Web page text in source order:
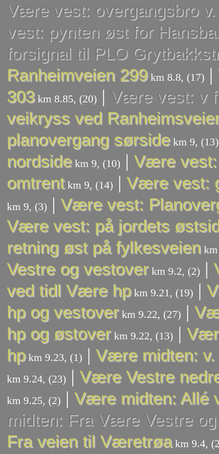
Være vest: overgangsbro
vest: pynten øst for
forsignal til PLO
Ranheimveien 299km 8.8, (17) |
303km 8.85, (20) | Være vest: v
veikryss ved
planovergang sørsidekm 9, (13)
nordsidekm 9, (10) | Være
omtrentkm 9, (14) | Være vest:
km 9, (3) | Være vest:
Være vest: på jordets
retning øst på fylkesveien
Vestre og vestoverkm 9.2, (2) |
ved tidl Være hpkm 9.21, (19) |
hp og vestoverkm 9.22, (27) |
hp og østoverkm 9.22, (13) |
hpkm 9.23, (1) | Være midten: v.
km 9.24, (23) | Være Vestre
km 9.25, (2) | Være midten: Allé
midten: Fra Være Vestre
Fra veien til Væretrøakm 9.4,